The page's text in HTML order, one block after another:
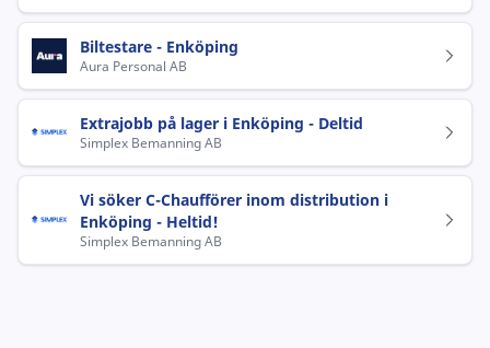
Biltestare - Enköping
Aura Personal AB
Extrajobb på lager i Enköping - Deltid
Simplex Bemanning AB
Vi söker C-Chaufförer inom distribution i
Enköping - Heltid!
Simplex Bemanning AB